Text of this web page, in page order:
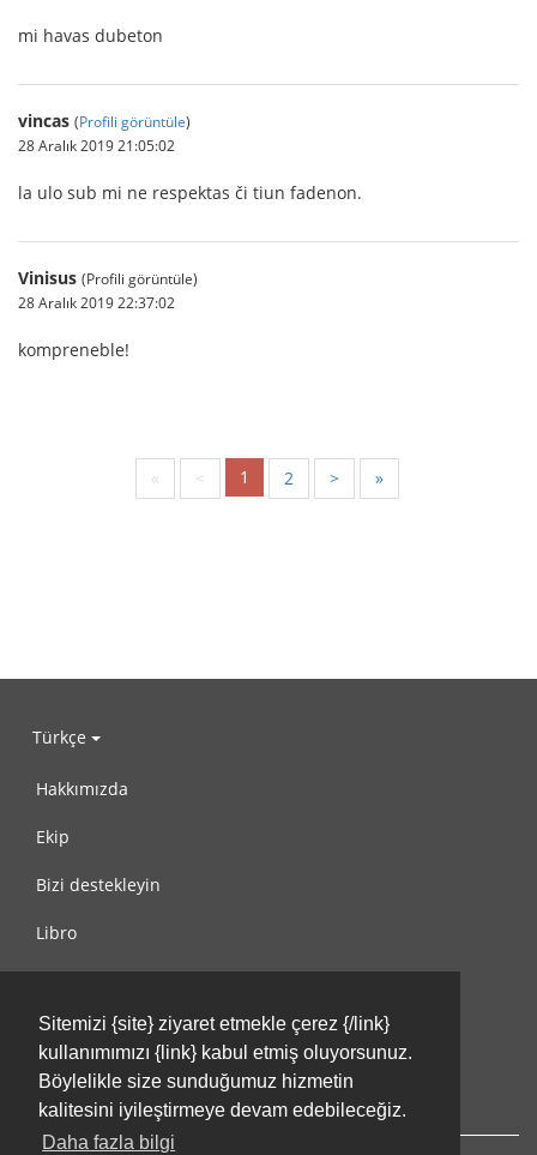
Sitemizi {site} ziyaret etmekle çerez {/link}
kullanımımızı {link} kabul etmiş oluyorsunuz.
Böylelikle size sunduğumuz hizmetin
kalitesini iyileştirmeye devam edebileceğiz.
Daha fazla bilgi
mi havas dubeton
vincas (Profili görüntüle)
28 Aralık 2019 21:05:02
la ulo sub mi ne respektas či tiun fadenon.
Vinisus (Profili görüntüle)
28 Aralık 2019 22:37:02
kompreneble!
« < 1 2 > »
Türkçe
Hakkımızda
Ekip
Bizi destekleyin
Libro
Kullanım Koşulları
Bize ulaşın